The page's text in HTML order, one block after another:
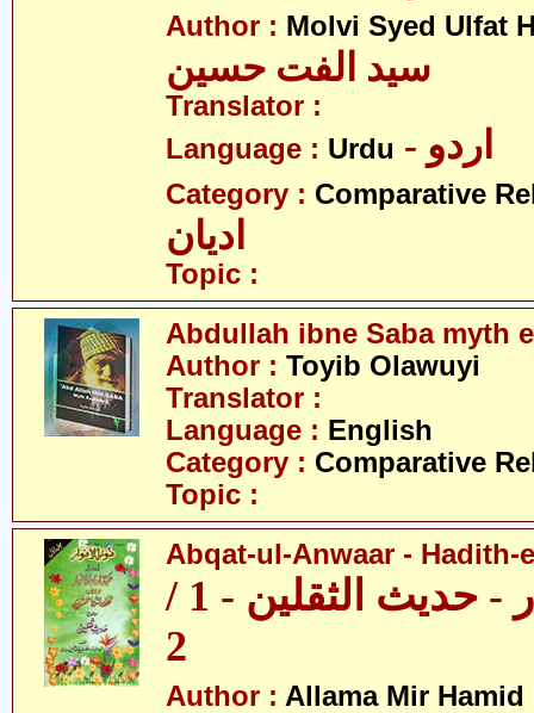
Author : Molvi Syed Ulfat
سید الفت حسین
Translator :
Language : Urdu - اردو
Category : Comparative
ادیان
Topic :
Abdullah ibne Saba myth
Author : Toyib Olawuyi
Translator :
Language : English
Category : Comparative
Topic :
Abqat-ul-Anwaar - Hadith-
عبقات الانوار - حدیث الثقلین - 1 /
2
Author : Allama Mir